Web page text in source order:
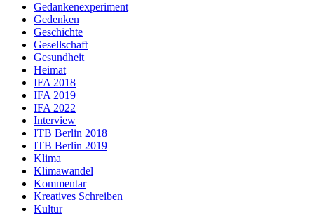
Gedankenexperiment
Gedenken
Geschichte
Gesellschaft
Gesundheit
Heimat
IFA 2018
IFA 2019
IFA 2022
Interview
ITB Berlin 2018
ITB Berlin 2019
Klima
Klimawandel
Kommentar
Kreatives Schreiben
Kultur